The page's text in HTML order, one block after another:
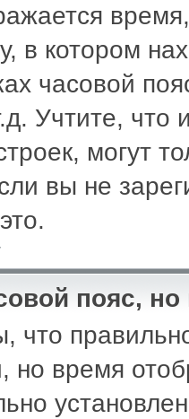
в котором
часовой
Учтите, что
могут
вы не
пояс,
что
но время